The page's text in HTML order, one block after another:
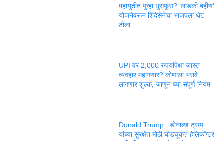
महायुतीत पुन्हा धुसफूस? ‘लाडकी बहीण’
योजनेवरून शिंदेसेनेचा भाजपला थेट
टोला
UPI वर 2,000 रुपयांपेक्षा जास्त
व्यवहार महागणार? कोणाला भरावे
लागणार शुल्क, जाणून घ्या संपूर्ण नियम
Donald Trump : डोनाल्ड ट्रम्प
यांच्या सुरक्षेत मोठी घोडचूक? हेलिकॉप्टर